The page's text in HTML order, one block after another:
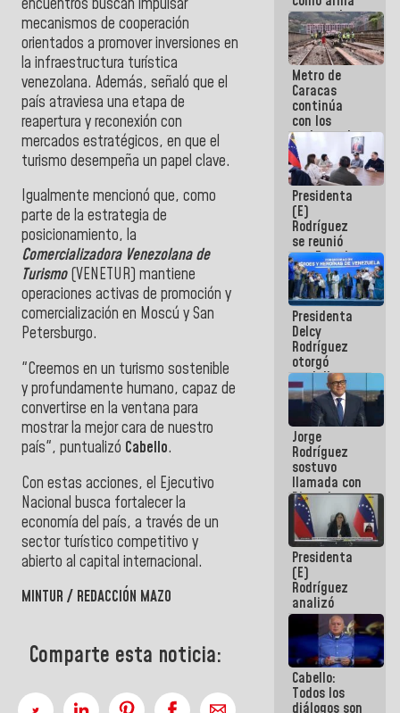
mecanismos de cooperación
orientados a promover inversiones en
la infraestructura turística
venezolana. Además, señaló que el
país atraviesa una etapa de
reapertura y reconexión con
mercados estratégicos, en que el
turismo desempeña un papel clave.
Igualmente mencionó que, como
parte de la estrategia de
posicionamiento, la
Comercializadora Venezolana de
Turismo(VENETUR) mantiene
operaciones activas de promoción y
comercialización en Moscú y San
Petersburgo.
‎"Creemos en un turismo sostenible
y profundamente humano, capaz de
convertirse en la ventana para
mostrar la mejor cara de nuestro
país", puntualizó Cabello.
‎Con estas acciones, el Ejecutivo
Nacional busca fortalecer la
economía del país, a través de un
sector turístico competitivo y
abierto al capital internacional.
MINTUR / REDACCIÓN MAZO
Comparte esta noticia:
contra el
Pueblo
Metro de
Caracas
continúa
con los
trabajos de
mantenimiento
e inspección
en la Línea 2
Presidenta
(E)
Rodríguez
se reunió
con Estado
Mayor
Eléctrico
para
abordar
planes de
acción
Presidenta
Delcy
Rodríguez
otorgó
medalla
"Héroe de
Venezuela"
a servidores
públicos
Jorge
Rodríguez
sostuvo
llamada con
Dinorah
Figuera y
acuerdan
primer
encuentro
presencial
para el
diálogo
Presidenta
(E)
Rodríguez
analizó
junto a
gobernadores
planes de
recuperación
del Sistema
Eléctrico
Cabello:
Todos los
diálogos son